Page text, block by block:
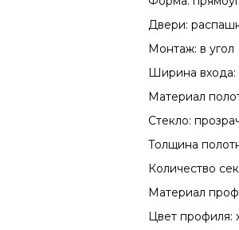
Двери:
Монтаж: в угол
Ширина входа:
Материал
Стекло:
Толщина
Количество
Материал
Цвет профиля: